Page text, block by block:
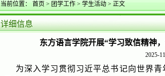
当前位置： 首页 > 团学工作 > 学生活动 > 正文
详细信息
东方语言学院开展“学习致信精神
2025-
为深入学习贯彻习近平总书记向世界